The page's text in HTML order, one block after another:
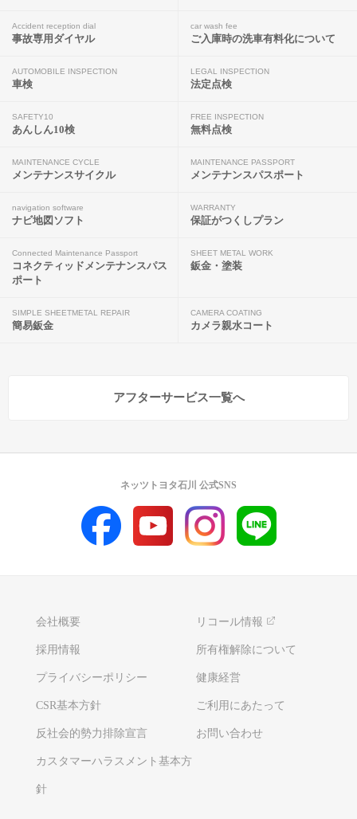
Accident reception dial
事故専用ダイヤル
car wash fee
ご入庫時の洗車有料化について
AUTOMOBILE INSPECTION
車検
LEGAL INSPECTION
法定点検
SAFETY10
あんしん10検
FREE INSPECTION
無料点検
MAINTENANCE CYCLE
メンテナンスサイクル
MAINTENANCE PASSPORT
メンテナンスパスポート
navigation software
ナビ地図ソフト
WARRANTY
保証がつくしプラン
Connected Maintenance Passport
コネクティッドメンテナンスパス
ポート
SHEET METAL WORK
鈑金・塗装
SIMPLE SHEETMETAL REPAIR
簡易鈑金
CAMERA COATING
カメラ親水コート
アフターサービス一覧へ
会社概要 リコール情報
採用情報 所有権解除について
プライバシーポリシー 健康経営
CSR基本方針 ご利用にあたって
反社会的勢力排除宣言 お問い合わせ
カスタマーハラスメント基本方
針
ネッツトヨタ石川 公式SNS